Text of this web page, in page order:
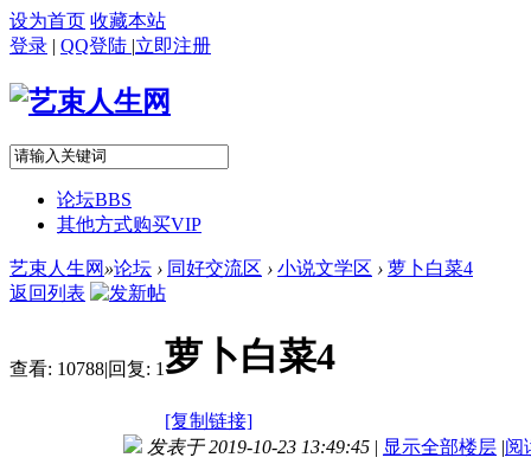
设为首页 收藏本站
登录 | QQ登陆 |立即注册
论坛BBS
其他方式购买VIP
艺束人生网 »论坛 › 同好交流区 › 小说文学区 › 萝卜白菜4
返回列表
查看: 10788|回复: 1萝卜白菜4
[复制链接]
发表于 2019-10-23 13:49:45 | 显示全部楼层 |阅